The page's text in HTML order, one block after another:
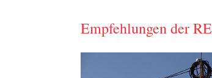
Empfehlungen der